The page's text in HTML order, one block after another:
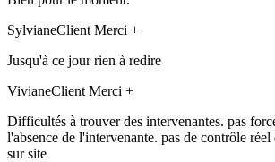
SylvianeClient Merci +
Jusqu'à ce jour rien à redire
VivianeClient Merci +
Difficultés à trouver des intervenantes. pas
l'absence de l'intervenante. pas de contrôle réel
sur site